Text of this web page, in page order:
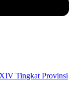
Tingkat Provinsi